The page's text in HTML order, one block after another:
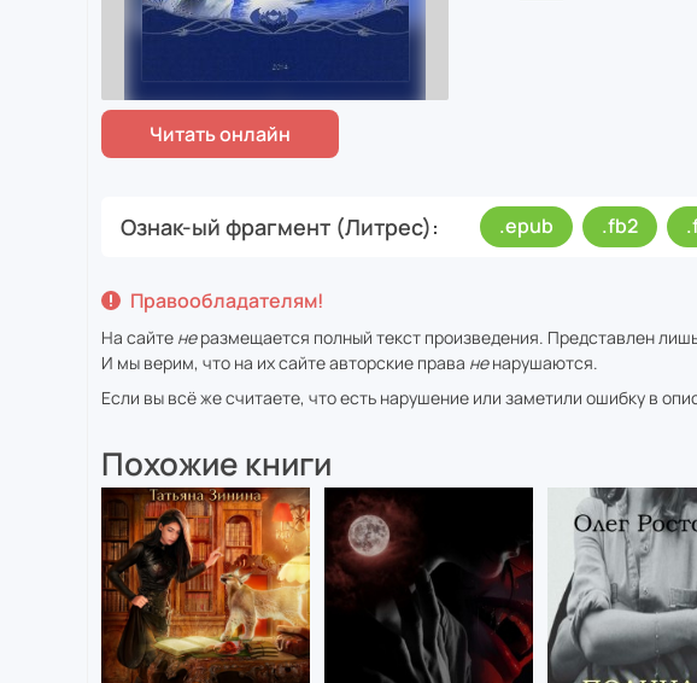
Ознак-ый фрагмент (Литрес) .epub .fb2
Правообладателям!
На сайте неразмещается полный текст произведения. Представлен
И мы верим, что на их сайте авторские права ненарушаются.
Если вы всё же считаете, что есть нарушение или заметили ошибку в
Похожие книги